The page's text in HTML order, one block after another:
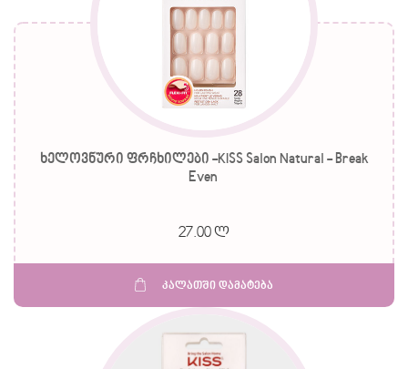
ხელოვნური ფრჩხილები -KISS Salon Natural - Break
Even
27.00 ლ
კალათში დამატება